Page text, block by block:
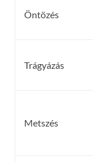
Öntözés
Trágyázás
Metszés